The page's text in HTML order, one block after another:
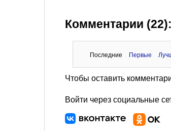
Комментарии (22):
Последние Первые
Чтобы оставить
Войти через социальные